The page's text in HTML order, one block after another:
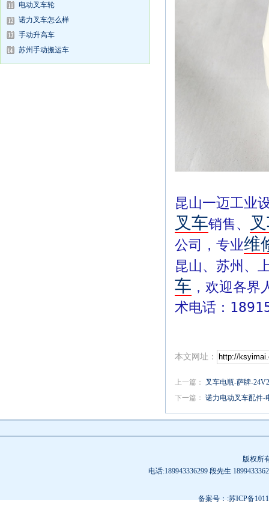
电动叉车轮
诺力叉车怎么样
手动升高车
苏州手动搬运车
昆山一迈工业
叉车销售、
公司，专业维
昆山、苏州、
车 ，欢迎各
术电话：
本文网址：
上一篇： 叉车电瓶-萨牌-
下一篇： 诺力电动叉车配件-
版权所
电话:189943336299 段先生
备案号：:苏ICP备